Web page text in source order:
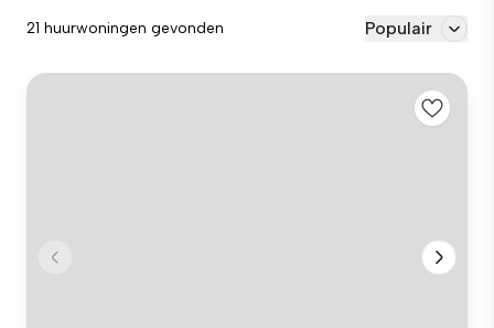
21 huurwoningen gevonden Populair